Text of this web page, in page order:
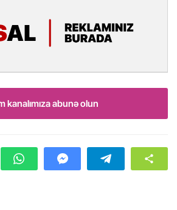
kanalımıza abunə olun